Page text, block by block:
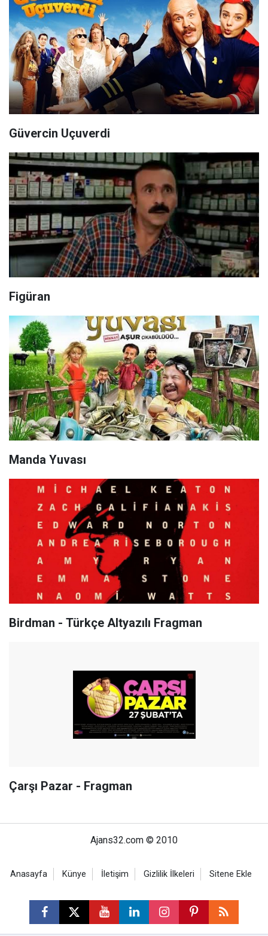
Güvercin Uçuverdi
Figüran
Manda Yuvası
Birdman - Türkçe Altyazılı Fragman
Çarşı Pazar - Fragman
Ajans32.com © 2010
Anasayfa Künye İletişim Gizlilik İlkeleri Sitene Ekle